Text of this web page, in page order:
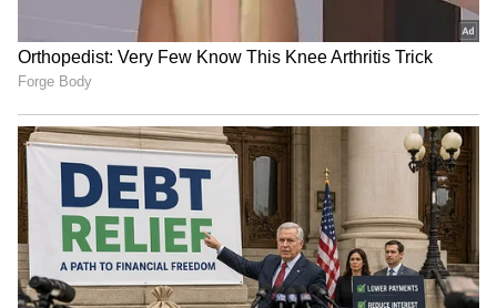
வழங்கப்பட்டது.
பிரேமலதா விஜயகாந்த் !